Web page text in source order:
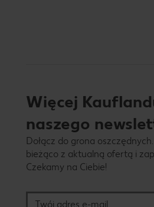
Więcej
naszego
Dołącz do grona
bieżąco z aktualną ofertą i
Czekamy na Ciebie!
Twój adres e-mail